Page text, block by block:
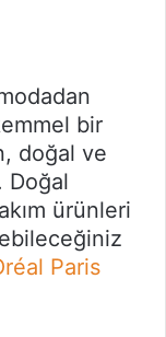
bir
doğal ve
Doğal
ürünleri
Paris